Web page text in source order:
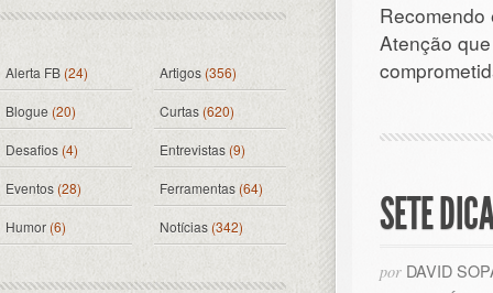
Atenção
SETE
por DAVID
Alerta FB (24) Artigos(356)
Blogue (20) Curtas(620)
Desafios(4) Entrevistas (9)
Eventos (28) Ferramentas (64)
Humor (6) Notícias (342)